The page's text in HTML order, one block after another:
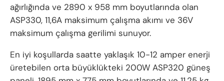
ağırlığında ve 2890 x 958 mm boyutlarında olan
ASP330, 11,6A maksimum çalışma akımı ve 36V
maksimum çalışma gerilimi sunuyor.
En iyi koşullarda saatte yaklaşık 10-12 amper enerji
üretebilen orta büyüklükteki 200W ASP320 güneş